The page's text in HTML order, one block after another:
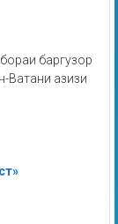
баргузор
Ватани азизи